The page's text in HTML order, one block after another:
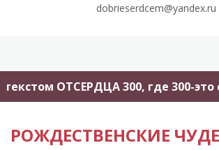
dobrieserdcem@yandex.ru
300, где 300-это сумма
РОЖДЕСТВЕНСКИЕ